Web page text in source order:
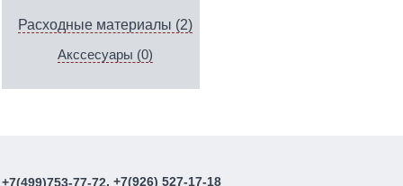
Расходные материалы (2)
Акссесуары (0)
+7(499)753-77-72, +7(926) 527-17-18